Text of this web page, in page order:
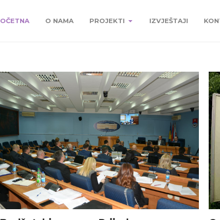
O NAMA PROJEKTI IZVJEŠTAJI